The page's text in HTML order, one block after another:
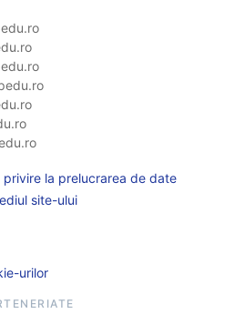
la prelucrarea de date
site-ului
urilor